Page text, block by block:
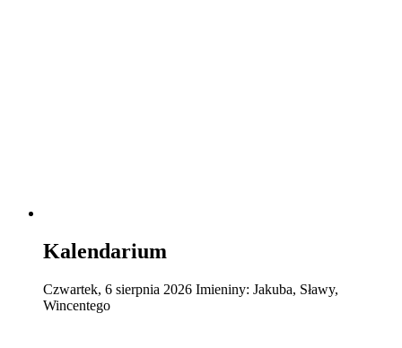
Kalendarium
Czwartek, 6 sierpnia 2026 Imieniny: Jakuba, Sławy,
Wincentego